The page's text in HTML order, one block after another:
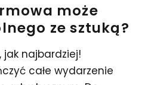
może
ze sztuką?
jak najbardziej!
całe wydarzenie